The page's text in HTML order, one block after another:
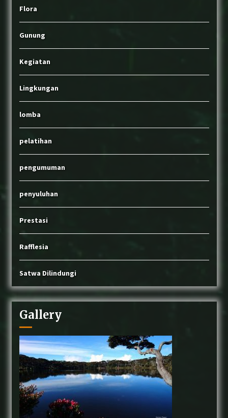
Flora
Gunung
Kegiatan
Lingkungan
lomba
pelatihan
pengumuman
penyuluhan
Prestasi
Rafflesia
Satwa Dilindungi
Gallery